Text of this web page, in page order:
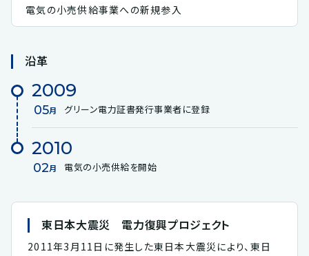
電気の小売供給事業への新規参入
沿革
2009
05月 グリーン電力証書発行事業者に登録
2010
02月 電気の小売供給を開始
東日本大震災 電力復興プロジェクト
2011年3月11日に発生した東日本大震災により、東日